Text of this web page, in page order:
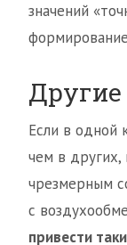
значений
Если в одной
чем в других,
чрезмерным
с
привести